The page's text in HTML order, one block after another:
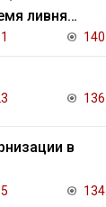
ливня
140
136
в
134